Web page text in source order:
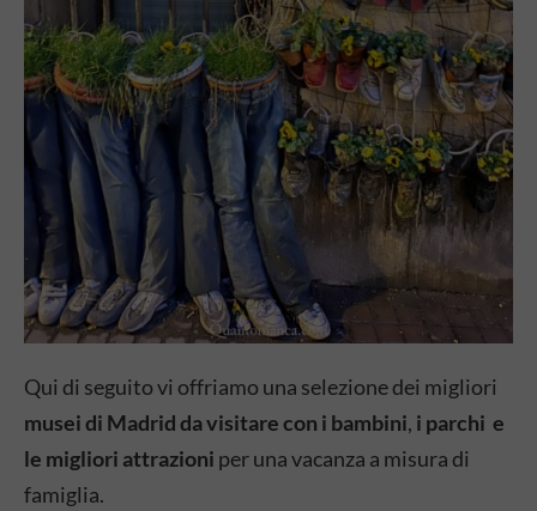
Qui di seguito vi offriamo una selezione dei migliori
musei di Madrid da visitare con i bambini, i parchi e
le migliori attrazioni per una vacanza a misura di
famiglia.